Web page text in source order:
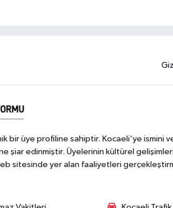
bir üye profiline sahiptir. Kocaeli'ye ismini
şiar edinmiştir. Üyelerinin kültürel
sitesinde yer alan faaliyetleri